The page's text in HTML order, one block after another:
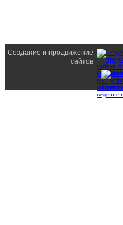
Создание и продвижение
сайтов